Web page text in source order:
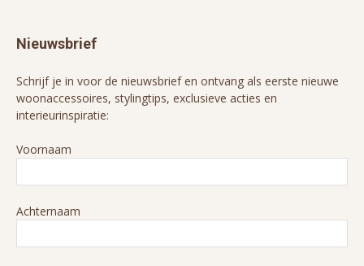
Nieuwsbrief
Schrijf je in voor de nieuwsbrief en ontvang als eerste nieuwe
woonaccessoires, stylingtips, exclusieve acties en
interieurinspiratie:
Voornaam
Achternaam